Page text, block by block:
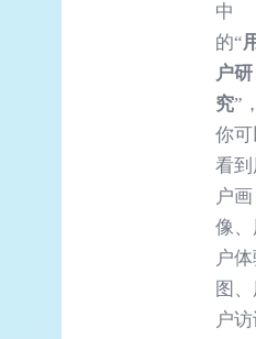
中
的“
户研
究”，
你可
看到
户画
像、
户
图、
户